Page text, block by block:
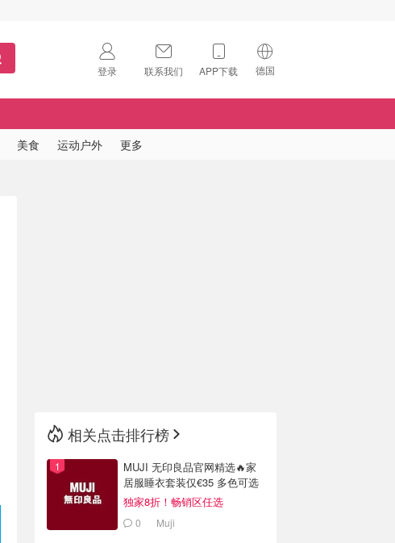
登录 联系我们 APP下载 德国
🇺🇸
美食 运动户外 更多
相关点击排行榜
MUJI 无印良品官网精选🔥家
居服睡衣套装仅€35 多色可选
独家8折！畅销区任选
0 Muji